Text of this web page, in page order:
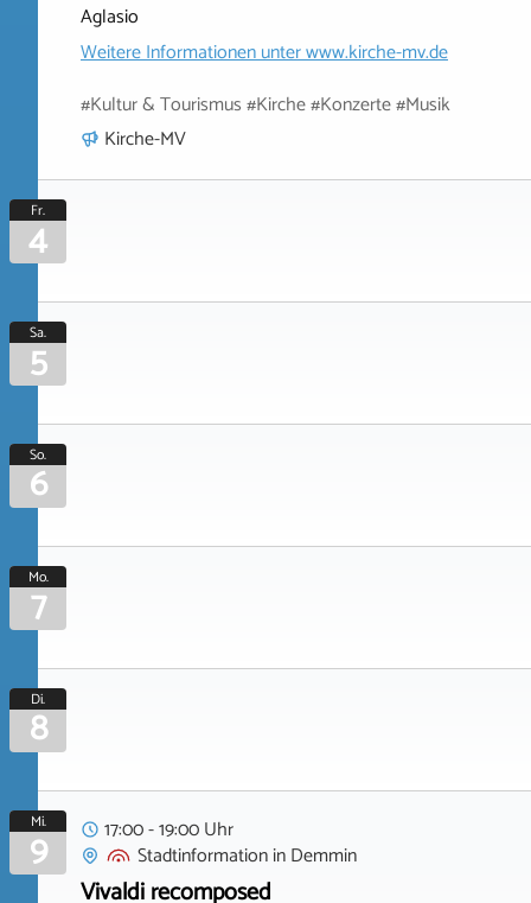
Aglasio
Weitere Informationen unterwww.kirche-mv.de
#Kultur & Tourismus #Kirche #Konzerte #Musik
Kirche-MV
Fr.
4
Sa.
5
So.
6
Mo.
7
Di.
8
Mi.
9
17:00 - 19:00 Uhr
StadtinformationinDemmin
Vivaldi recomposed